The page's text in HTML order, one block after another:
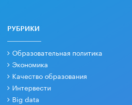
РУБРИКИ
Образовательная политика
Экономика
Качество образования
Интервести
Big data